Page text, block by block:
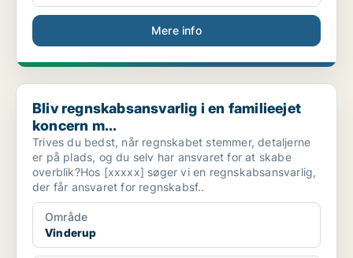
Mere info
Bliv regnskabsansvarlig i en familieejet koncern m...
Bliv regnskabsansvarlig i en familieejet
koncern m...
Trives du bedst, når regnskabet stemmer, detaljerne
er på plads, og du selv har ansvaret for at skabe
overblik?Hos [xxxxx] søger vi en regnskabsansvarlig,
der får ansvaret for regnskabsf..
Område
Vinderup